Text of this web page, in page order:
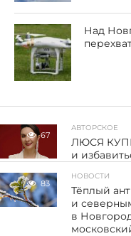
Над
67
АВТОРСКОЕ
ЛЮСЯ
и
83
НОВОСТИ
Тёплый
и
в